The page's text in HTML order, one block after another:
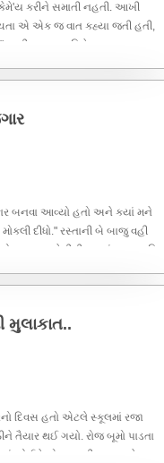
કરીને સમાતી નહતી. આખી
એ એક જ વાત કહ્યા જતી હતી,
સપના વિશે જાણનાર
બનવા આવ્યો હતો અને ક્યાં મને
દીધો." રસ્તાની બે બાજુ વહી
પર સાવચેતીથી પગલાં પાડતા રવિ
મુલાકાત..
દિવસ હતો એટલે સ્કૂલમાં રજા
તૈયાર થઈ ગયો. રોજ બૂમો પાડતા
જોઈને એના મમ્મી પપ્પા સહેજ